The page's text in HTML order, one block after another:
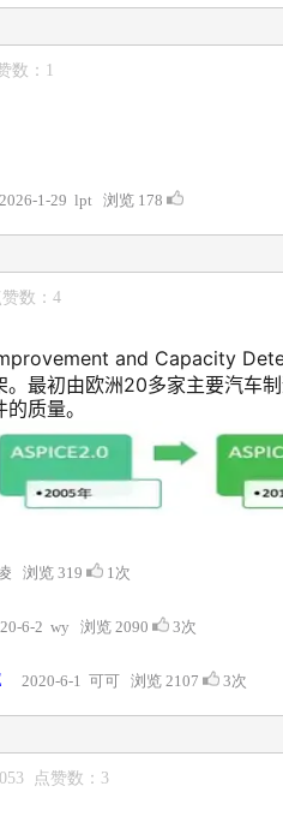
数：1
2026-1-29 lpt 浏览 178
数：4
and Capacity
最初由欧洲20多家主要汽车
质量。
浏览 319 1次
6-2 wy 浏览 2090 3次
2020-6-1 可可 浏览 2107 3次
点赞数：3